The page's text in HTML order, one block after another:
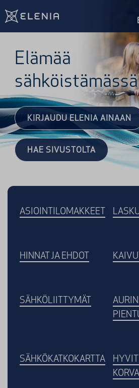
Siirry sisältöön
Elämää
sähköistämässä
KIRJAUDU ELENIA AINAAN
HAE SIVUSTOLTA
ASIOINTILOMAKKEET
HINNAT JA EHDOT
SÄHKÖLIITTYMÄT
SÄHKÖKATKOKARTTA